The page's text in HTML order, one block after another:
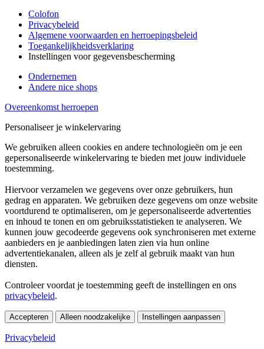
Colofon
Privacybeleid
Algemene voorwaarden en herroepingsbeleid
Toegankelijkheidsverklaring
Instellingen voor gegevensbescherming
Ondernemen
Andere nice shops
Overeenkomst herroepen
Personaliseer je winkelervaring
We gebruiken alleen cookies en andere technologieën om je een
gepersonaliseerde winkelervaring te bieden met jouw individuele
toestemming.
Hiervoor verzamelen we gegevens over onze gebruikers, hun
gedrag en apparaten. We gebruiken deze gegevens om onze website
voortdurend te optimaliseren, om je gepersonaliseerde advertenties
en inhoud te tonen en om gebruiksstatistieken te analyseren. We
kunnen jouw gecodeerde gegevens ook synchroniseren met externe
aanbieders en je aanbiedingen laten zien via hun online
advertentiekanalen, alleen als je zelf al gebruik maakt van hun
diensten.
Controleer voordat je toestemming geeft de instellingen en ons
privacybeleid.
Accepteren Alleen noodzakelijke Instellingen aanpassen
Privacybeleid